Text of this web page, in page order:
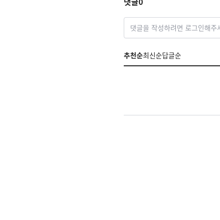
댓글을 작성하려면 로그인해주
추천순최신순답글순